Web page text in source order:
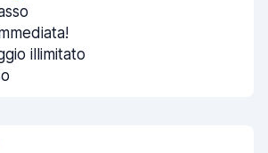
illimitato